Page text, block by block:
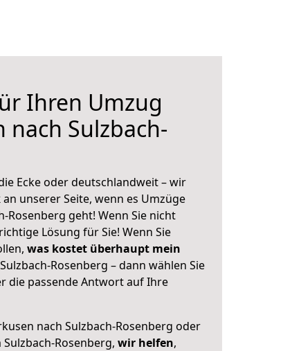
Ihren Umzug
nach Sulzbach-
Ecke oder deutschlandweit – wir
an unserer Seite, wenn es Umzüge
Rosenberg geht! Wenn Sie nicht
Lösung für Sie! Wenn Sie
was kostet überhaupt mein
Rosenberg – dann wählen Sie
die passende Antwort auf Ihre
nach Sulzbach-Rosenberg oder
Rosenberg, wir helfen,